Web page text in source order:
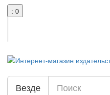
: 0
Везде